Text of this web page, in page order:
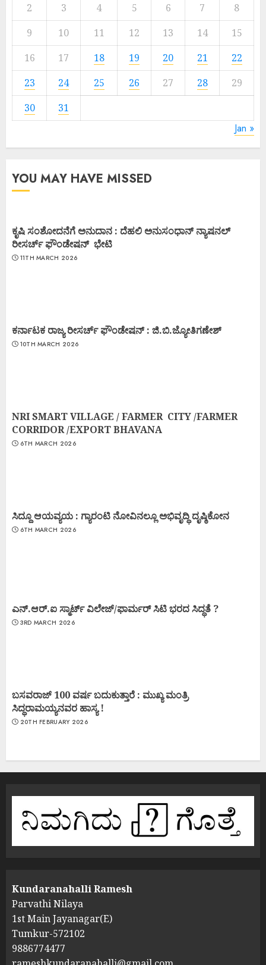
2
3 4 5 6 7
8
9
10 11 12 13 14
15
16
17 18 19 20 21
22
23
24 25 26 27 28
29
30
31
Jan »
YOU MAY HAVE MISSED
ಕೃಷಿ ಸಂಶೋದನೆಗೆ ಅನುದಾನ : ದೆಹಲಿ ಅನುಸಂಧಾನ್ ನ್ಯಾಷನಲ್
ರೀಸರ್ಚ್ ಫೌಂಡೇಷನ್ ಭೇಟಿ
11TH MARCH 2026
ಕರ್ನಾಟಕ ರಾಜ್ಯ ರೀಸರ್ಚ್ ಫೌಂಡೇಷನ್ : ಜಿ.ಬಿ.ಜ್ಯೋತಿಗಣೇಶ್
10TH MARCH 2026
NRI SMART VILLAGE / FARMER CITY /FARMER
CORRIDOR /EXPORT BHAVANA
6TH MARCH 2026
ಸಿದ್ದೂ ಆಯವ್ಯಯ : ಗ್ಯಾರಂಟಿ ನೋವಿನಲ್ಲೂ ಅಭಿವೃದ್ಧಿ ದೃಷ್ಠಿಕೋನ
6TH MARCH 2026
ಎನ್.ಆರ್.ಐ ಸ್ಮಾರ್ಟ್ ವಿಲೇಜ್/ಫಾರ್ಮರ್ ಸಿಟಿ ಭರದ ಸಿದ್ಧತೆ ?
3RD MARCH 2026
ಬಸವರಾಜ್ 100 ವರ್ಷ ಬದುಕುತ್ತಾರೆ : ಮುಖ್ಯ ಮಂತ್ರಿ
ಸಿದ್ಧರಾಮಯ್ಯನವರ ಹಾಸ್ಯ !
20TH FEBRUARY 2026
Kundaranahalli Ramesh
Parvathi Nilaya
1st Main Jayanagar(E)
Tumkur-572102
9886774477